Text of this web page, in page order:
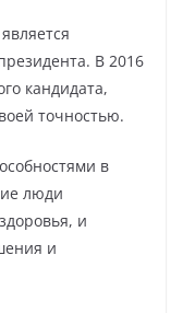
В 2016
кандидата,
точностью.
в
люди
и
и